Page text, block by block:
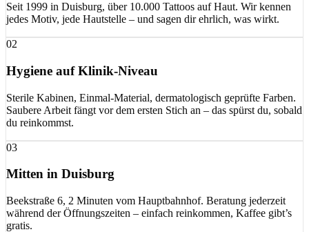
Seit 1999 in Duisburg, über 10.000 Tattoos auf Haut. Wir kennen
jedes Motiv, jede Hautstelle – und sagen dir ehrlich, was wirkt.
02
Hygiene auf Klinik-Niveau
Sterile Kabinen, Einmal-Material, dermatologisch geprüfte Farben.
Saubere Arbeit fängt vor dem ersten Stich an – das spürst du, sobald
du reinkommst.
03
Mitten in Duisburg
Beekstraße 6, 2 Minuten vom Hauptbahnhof. Beratung jederzeit
während der Öffnungszeiten – einfach reinkommen, Kaffee gibt’s
gratis.